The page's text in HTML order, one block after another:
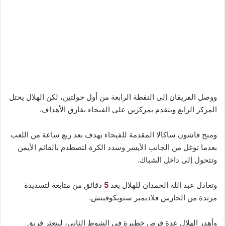
ووصل الفريقان إلى النقطة الرابعة من أول جولتين، لكن الهلال يحتل
المركز الرابع ويتقدم بمركزين على الفيحاء بفارق الأهداف.
ومنح فاشون ساكالا المقدمة للفيحاء بهدف بعد ربع ساعة من اللعب
بعدما توغل من الجانب الأيسر وسدد الكرة لتصطدم بالقائم الأيمن
وتتحول إلى داخل الشباك.
وتعادل عبد الله الحمدان للهلال بعد 5 دقائق من متابعة لتسديدة
مرتدة من الحارس فلاديمير ستويكوفيتش.
وأهدر الهلال عدة فرص خطيرة في الشوط الثاني، ليتعثر فريق